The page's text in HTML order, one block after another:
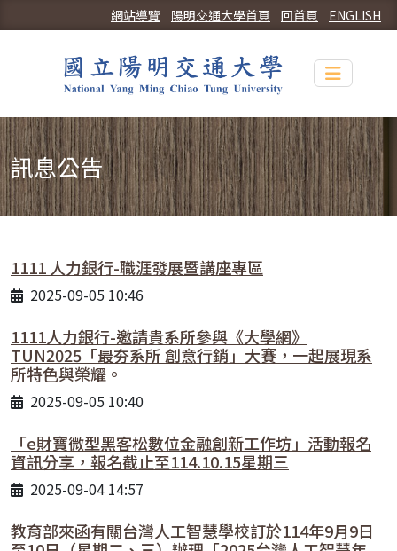
ENGLISH
回首頁
陽明交通大學首頁
網站導覽
Toggle
訊息公告
1111 人力銀行-職涯發展暨講座專區
2025-09-05 10:46
1111人力銀行-邀請貴系所參與《大學網》
TUN2025「最夯系所 創意行銷」大賽，一起展現系
所特色與榮耀。
2025-09-05 10:40
「e財寶微型黑客松數位金融創新工作坊」活動報名
資訊分享，報名截止至114.10.15星期三
2025-09-04 14:57
教育部來函有關台灣人工智慧學校訂於114年9月9日